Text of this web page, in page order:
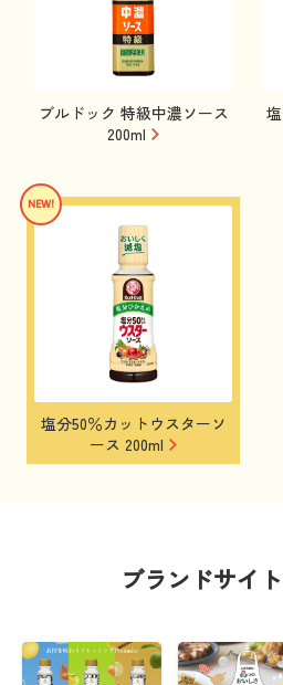
ブルドック 特級中濃ソース
200ml
塩分50％カットウスターソ
ース 200ml
ブランドサイ